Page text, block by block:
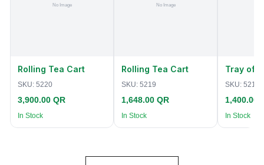
Rolling Tea Cart
SKU: 5220
3,900.00 QR
In Stock
Rolling Tea Cart
SKU: 5219
1,648.00 QR
In Stock
Tray of
SKU: 5218
1,400.00
In Stock